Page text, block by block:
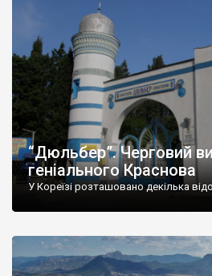
“Дюльбер”. Черговий
геніального Краснова
У Кореїзі розташовано декілька